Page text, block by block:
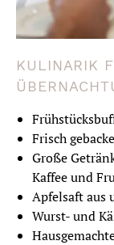
KULINARIK
Frisch
Große
Kaffee und
Apfelsaft aus
Wurst- und